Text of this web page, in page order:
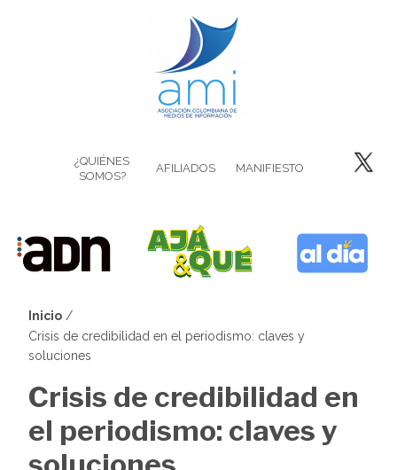
¿QUIÉNES
SOMOS?
AFILIADOS MANIFIESTO
Sobrescribir
de
ayuda
Inicio
Crisis de credibilidad en el periodismo: claves y
soluciones
Crisis de credibilidad en
el periodismo: claves y